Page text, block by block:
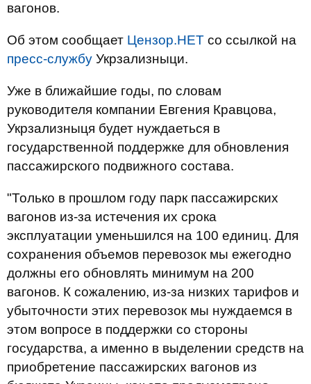
вагонов.
Об этом сообщает Цензор.НЕТ со ссылкой на
пресс-службу Укрзализныци.
Уже в ближайшие годы, по словам
руководителя компании Евгения Кравцова,
Укрзализныця будет нуждаеться в
государственной поддержке для обновления
пассажирского подвижного состава.
"Только в прошлом году парк пассажирских
вагонов из-за истечения их срока
эксплуатации уменьшился на 100 единиц. Для
сохранения объемов перевозок мы ежегодно
должны его обновлять минимум на 200
вагонов. К сожалению, из-за низких тарифов и
убыточности этих перевозок мы нуждаемся в
этом вопросе в поддержки со стороны
государства, а именно в выделении средств на
приобретение пассажирских вагонов из